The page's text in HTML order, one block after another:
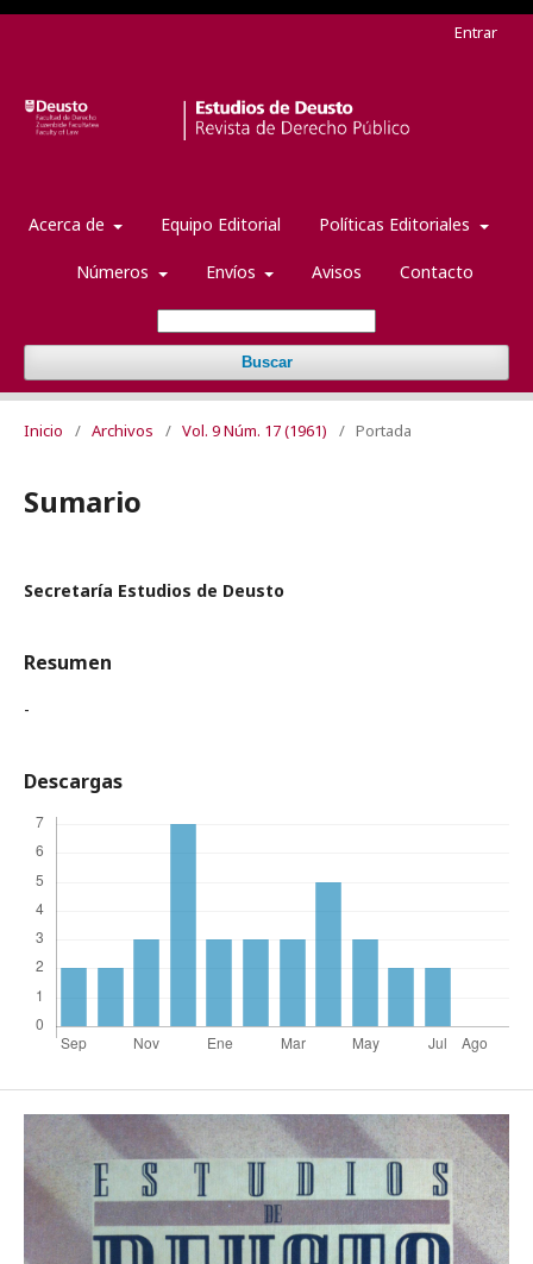
Acerca de Equipo Editorial Políticas Editoriales
Números Envíos Avisos Contacto
Buscar
Entrar
Inicio / Archivos / Vol. 9 Núm. 17 (1961) / Portada
Sumario
Secretaría Estudios de Deusto
Resumen
-
Descargas